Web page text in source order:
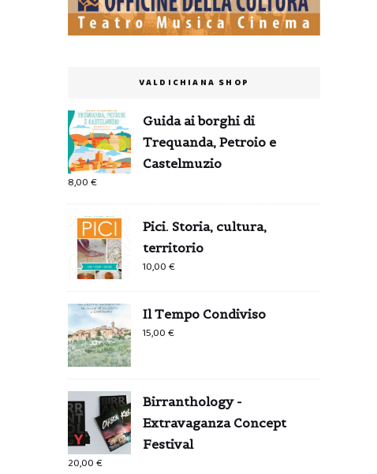
VALDICHIANA SHOP
Guida ai borghi di
Trequanda, Petroio e
Castelmuzio
8,00€
Pici. Storia, cultura,
territorio
10,00€
Il Tempo Condiviso
15,00€
Birranthology -
Extravaganza Concept
Festival
20,00€